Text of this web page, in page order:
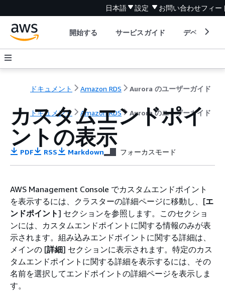
日本語 設定 お問い合わせフィー
開始する サービスガイド デベロッパ
ドキュメント Amazon RDS Aurora のユーザーガイド
ドキュメント Amazon RDS Aurora のユーザーガイド
カスタムエンドポイ
ントの表示
PDF RSS Markdown フォーカスモード
AWS Management Console でカスタムエンドポイント
を表示するには、クラスターの詳細ページに移動し、[エ
ンドポイント] セクションを参照します。このセクショ
ンには、カスタムエンドポイントに関する情報のみが表
示されます。組み込みエンドポイントに関する詳細は、
メインの [詳細] セクションに表示されます。特定のカス
タムエンドポイントに関する詳細を表示するには、その
名前を選択してエンドポイントの詳細ページを表示しま
す。